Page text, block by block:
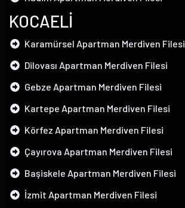
KOCAELİ
Karamürsel Apartman Merdiven Filesi
Dilovası Apartman Merdiven Filesi
Gebze Apartman Merdiven Filesi
Kartepe Apartman Merdiven Filesi
Körfez Apartman Merdiven Filesi
Çayırova Apartman Merdiven Filesi
Başiskele Apartman Merdiven Filesi
İzmit Apartman Merdiven Filesi